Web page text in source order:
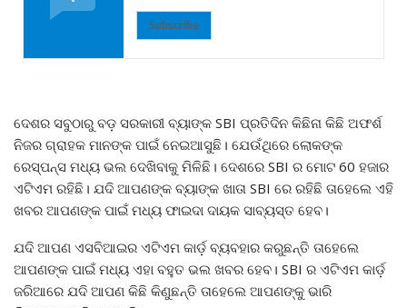
Subscribe
ଦେଶର ସବୁଠାରୁ ବଡ଼ ସରକାରୀ ବ୍ୟାଙ୍କ SBI ପ୍ରତିଦିନ କିଛିନା କିଛି ଅଫର୍ଶ
ନିଜର ଗ୍ରାହକ ମାନଙ୍କ ପାଇଁ ନେଇଆସୁଛି। ଯେଉଁଥିରେ ଲୋକଙ୍କ
ରେସ୍ପନ୍ସ ମଧ୍ୟ ଭଲ ଦେଖିବାକୁ ମିଳିଛି। ଦେଶରେ SBI ର ମୋଟ 60 ହଜାର
ଏଟିଏମ ରହିଛି। ଯଦି ଆପଣଙ୍କ ବ୍ୟାଙ୍କ ଖାତା SBI ରେ ରହିଛି ତାହେଲେ ଏହି
ଖବର ଆପଣଙ୍କ ପାଇଁ ମଧ୍ୟ ଫାଇଦା ଦାୟକ ସାବ୍ୟସ୍ତ ହେବ।
ଯଦି ଆପଣ ଏସବିଆଇର ଏଟିଏମ କାର୍ଡ଼ ବ୍ୟବହାର କରୁଛନ୍ତି ତାହେଲେ
ଆପଣଙ୍କ ପାଇଁ ମଧ୍ୟ ଏହା ବହୁତ ଭଲ ଖବର ହେବ। SBI ର ଏଟିଏମ କାର୍ଡ଼
ଜରିଆରେ ଯଦି ଆପଣ କିଛି କିଣୁଛନ୍ତି ତାହେଲେ ଆପଣଙ୍କୁ ଭାରି